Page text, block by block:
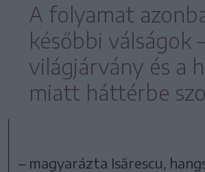
A folyamat
későbbi válságok
világjárvány és a
miatt háttérbe
– magyarázta Isărescu,